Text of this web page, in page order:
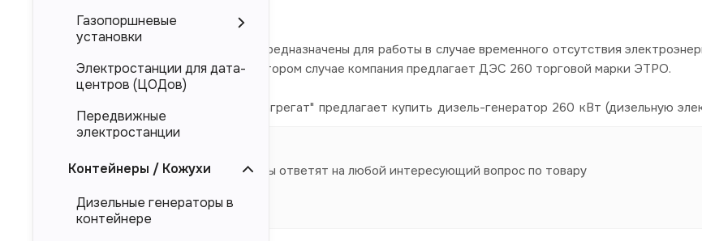
Представленные в каталоге ДЭС предназначены для работы в случае временного отсутствия
магистральных электросетей. Во втором случае компания предлагает ДЭС 260 торговой марки ЭТРО.
Компания "Торговый Дом Электроагрегат" предлагает купить дизель-генератор 260 кВт (дизельную
производителя.
Наши специалисты ответят на любой интересующий вопрос по товару
Газопоршневые
установки
Электростанции для дата-
центров (ЦОДов)
Передвижные
электростанции
Контейнеры / Кожухи
Дизельные генераторы в
контейнере